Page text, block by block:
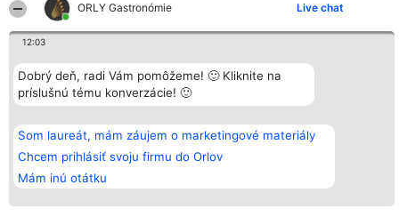
ORLY Gastronómie Live chat
12:03
Dobrý deň, radi Vám pomôžeme! 🙂 Kliknite na
príslušnú tému konverzácie! 🙂
Som laureát, mám záujem o marketingové materiály
Chcem prihlásiť svoju firmu do Orlov
Mám inú otátku
Organizátor hodnotenia
Bright Side Solutions sp. z o.
o. sp. k.
Wrocław 50-079
KRS 0000749100 | Regon
381313360 | NIP 8943132676
Laureáti
Laureatów
Podmienky
Obchodné
Zásady
ochrany
osobných
údajov
Kontakt